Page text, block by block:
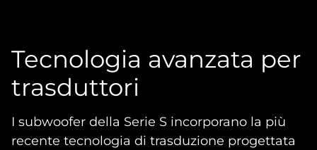
Tecnologia avanzata per
trasduttori
I subwoofer della Serie S incorporano la più
recente tecnologia di trasduzione progettata